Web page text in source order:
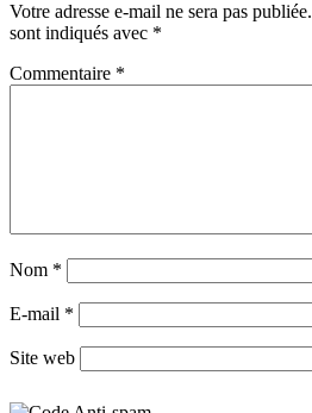
Votre adresse e-mail ne sera pas publiée.
sont indiqués avec *
Commentaire *
Nom *
E-mail *
Site web